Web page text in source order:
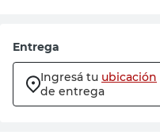
Entrega
Ingresá tu ubicación
de entrega